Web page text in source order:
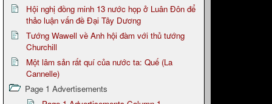
Hội nghị đồng minh 13 nước họp ở Luân Đôn để
thảo luận vấn đề Đại Tây Dương
Tướng Wawell về Anh hội đàm với thủ tướng
Churchill
Một lâm sản rất quí của nước ta: Quế (La
Cannelle)
Page 1 Advertisements